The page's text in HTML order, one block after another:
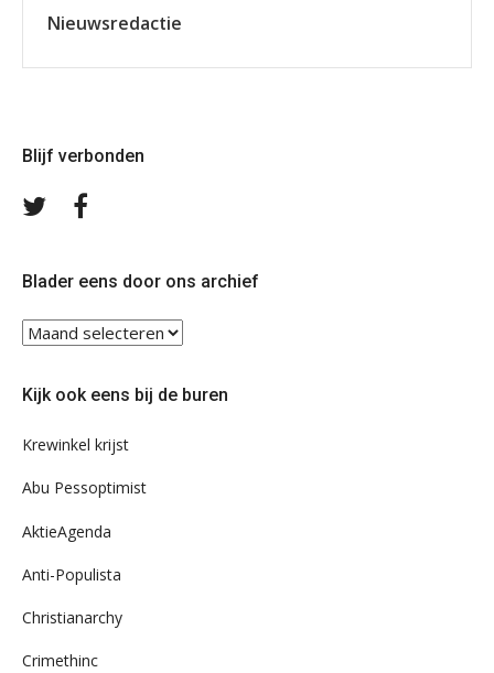
Nieuwsredactie
Blijf verbonden
Volg
Blader eens door ons archief
Blader
ons
Kijk ook eens bij de buren
Krewinkel krijst
Abu Pessoptimist
AktieAgenda
Anti-Populista
Christianarchy
Crimethinc